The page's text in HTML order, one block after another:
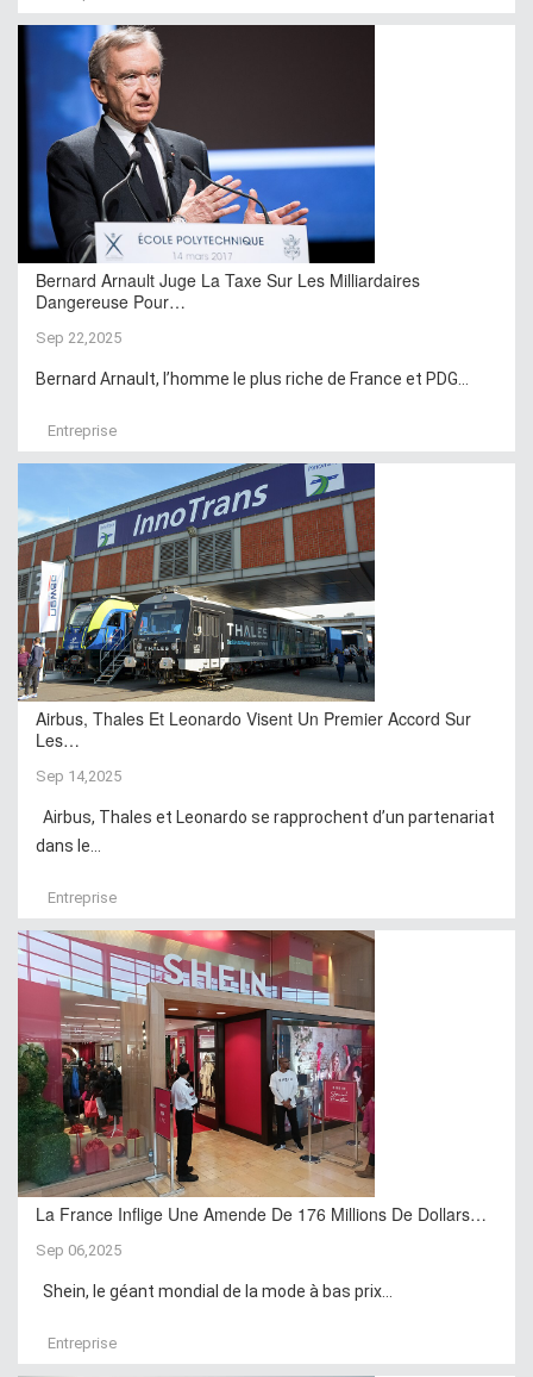
Bernard Arnault Juge La Taxe Sur Les Milliardaires
Dangereuse Pour…
Sep 22,2025
Bernard Arnault, l’homme le plus riche de France et PDG...
Entreprise
Airbus, Thales Et Leonardo Visent Un Premier Accord Sur
Les…
Sep 14,2025
Airbus, Thales et Leonardo se rapprochent d’un partenariat
dans le...
Entreprise
La France Inflige Une Amende De 176 Millions De Dollars…
Sep 06,2025
Shein, le géant mondial de la mode à bas prix...
Entreprise